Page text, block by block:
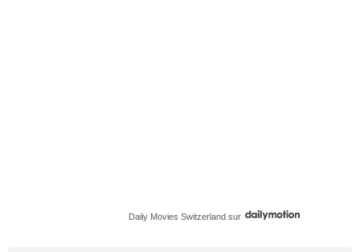
Daily Movies Switzerland sur